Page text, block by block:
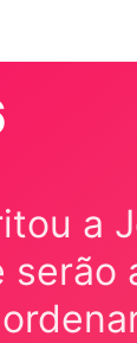
a
serão